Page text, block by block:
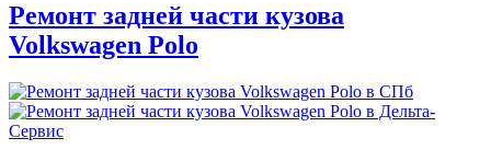
Ремонт задней части кузова
Volkswagen Polo